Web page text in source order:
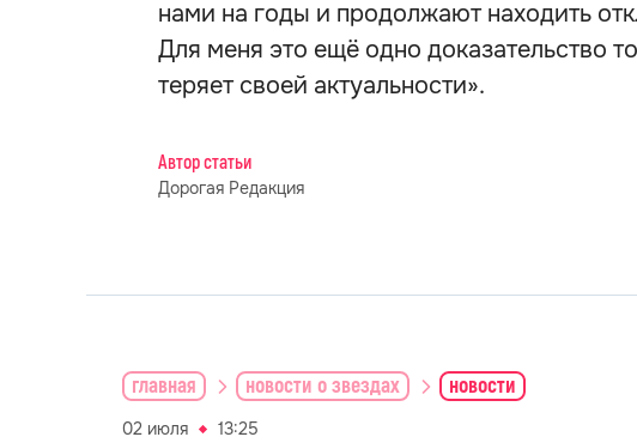
нами на годы и продолжают находить
Для меня это ещё одно доказательство
теряет своей актуальности».
Автор статьи
Дорогая Редакция
главная новости о звездах новости
02 июля 13:25